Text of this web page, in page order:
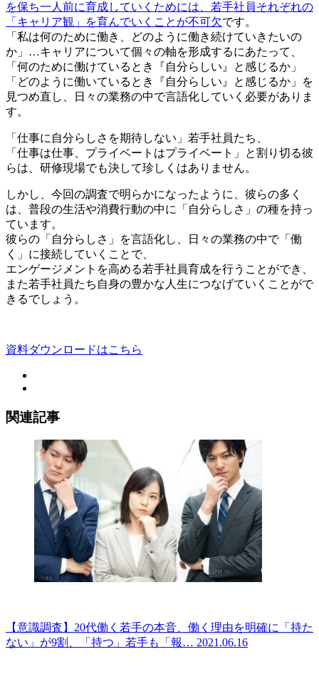
を保ち一人前に育成していくためには、若手社員それぞれの
「キャリア観」を育んでいくことが不可欠です。
「私は何のために働き、どのように働き続けていきたいの
か」…キャリアについて個々の軸を形成するにあたって、
「何のために働けているとき『自分らしい』と感じるか」
「どのように働いているとき『自分らしい』と感じるか」を
見つめ直し、日々の業務の中で言語化していく必要がありま
す。
「仕事に自分らしさを期待しない」若手社員たち、
「仕事は仕事、プライベートはプライベート」と割り切る彼
らは、研修現場でも決して珍しくはありません。
しかし、今回の調査で明らかになったように、彼らの多く
は、普段の生活や消費行動の中に「自分らしさ」の種を持っ
ています。
彼らの「自分らしさ」を言語化し、日々の業務の中で「働
く」に接続していくことで、
エンゲージメントを高める若手社員育成を行うことができ、
また若手社員たち自身の豊かな人生につなげていくことがで
きるでしょう。
資料ダウンロードはこちら
関連記事
【意識調査】20代働く若手の本音、働く理由を明確に「持た
ない」が9割、「持つ」若手も「報… 2021.06.16